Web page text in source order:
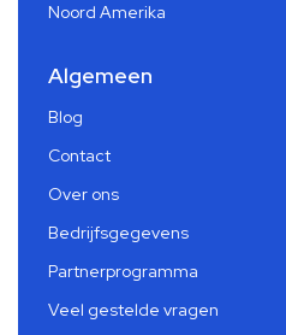
Noord Amerika
Algemeen
Blog
Contact
Over ons
Bedrijfsgegevens
Partnerprogramma
Veel gestelde vragen